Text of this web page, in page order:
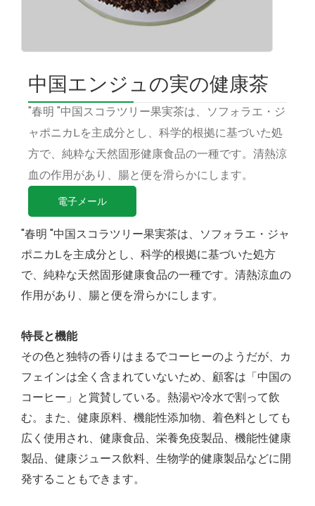
中国エンジュの実の健康茶
"春明 "中国スコラツリー果実茶は、ソフォラエ・ジ
ャポニカL.を主成分とし、科学的根拠に基づいた処
方で、純粋な天然固形健康食品の一種です。清熱涼
血の作用があり、腸と便を滑らかにします。
電子メール
"春明 "中国スコラツリー果実茶は、ソフォラエ・ジャ
ポニカL.を主成分とし、科学的根拠に基づいた処方
で、純粋な天然固形健康食品の一種です。清熱涼血の
作用があり、腸と便を滑らかにします。
特長と機能
その色と独特の香りはまるでコーヒーのようだが、カ
フェインは全く含まれていないため、顧客は「中国の
コーヒー」と賞賛している。熱湯や冷水で割って飲
む。また、健康原料、機能性添加物、着色料としても
広く使用され、健康食品、栄養免疫製品、機能性健康
製品、健康ジュース飲料、生物学的健康製品などに開
発することもできます。